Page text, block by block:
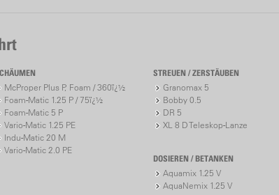
McProper Plus P, Foam / 360ï¿½
Foam-Matic 1.25 P / 75ï¿½
Foam-Matic 5 P
Vario-Matic 1.25 PE
Indu-Matic 20 M
Vario-Matic 2.0 PE
STREUEN / ZERSTÄUBEN
Granomax 5
Bobby 0.5
DR 5
XL 8 D Teleskop-Lanze
DOSIEREN / BETANKEN
Aquamix 1.25 V
AquaNemix 1.25 V